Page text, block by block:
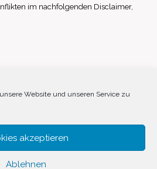
Website und unseren Service zu
akzeptieren
Ablehnen
im nachfolgenden Disclaimer,
Datenschutz
Disclaimer